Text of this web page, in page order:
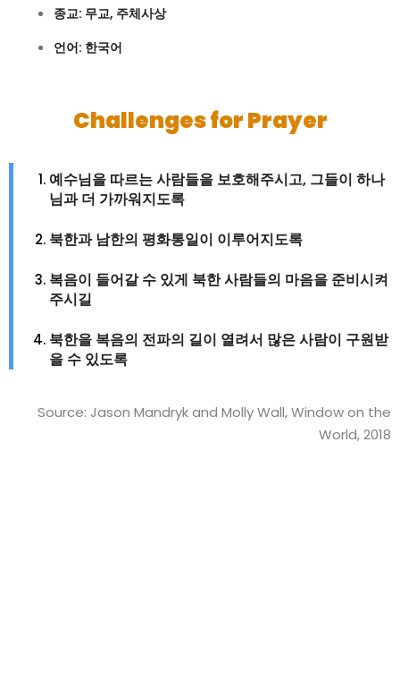
종교: 무교, 주체사상
언어: 한국어
Challenges for Prayer
예수님을 따르는 사람들을 보호해주시고, 그들이 하나
님과 더 가까워지도록
북한과 남한의 평화통일이 이루어지도록
복음이 들어갈 수 있게 북한 사람들의 마음을 준비시켜
주시길
북한을 복음의 전파의 길이 열려서 많은 사람이 구원받
을 수 있도록
Source: Jason Mandryk and Molly Wall, Window on the
World, 2018